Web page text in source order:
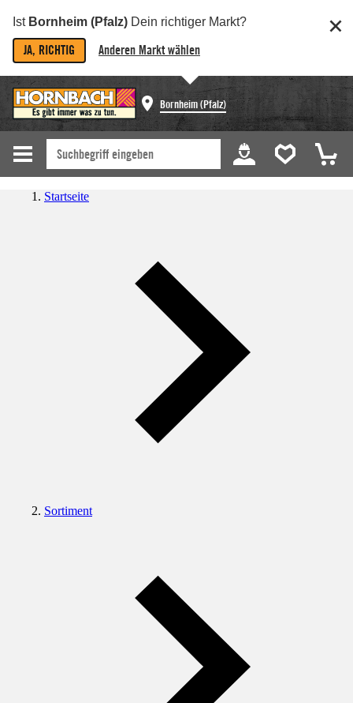
Ist Bornheim (Pfalz) Dein richtiger Markt?
JA, RICHTIG Anderen Markt wählen
Bornheim (Pfalz)
Startseite
Sortiment